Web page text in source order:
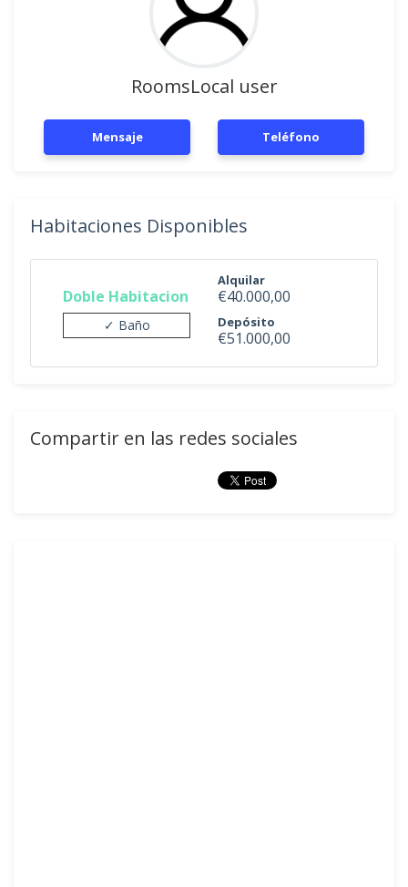
RoomsLocal user
Mensaje Teléfono
Habitaciones Disponibles
Doble Habitacion
✓ Baño
Alquilar
€40.000,00
Depósito
€51.000,00
Compartir en las redes sociales